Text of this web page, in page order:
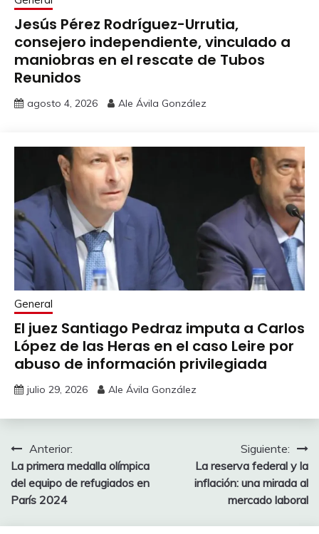
Jesús Pérez Rodríguez-Urrutia,
consejero independiente, vinculado a
maniobras en el rescate de Tubos
Reunidos
agosto 4, 2026 Ale Ávila González
General
El juez Santiago Pedraz imputa a Carlos
López de las Heras en el caso Leire por
abuso de información privilegiada
julio 29, 2026 Ale Ávila González
Navegación
de
entradas
Anterior:
La primera medalla olímpica
del equipo de refugiados en
París 2024
Siguiente:
La reserva federal y la
inflación: una mirada al
mercado laboral